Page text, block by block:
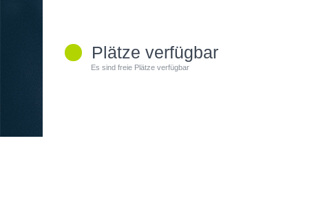
Plätze verfügbar
Es sind freie Plätze verfügbar